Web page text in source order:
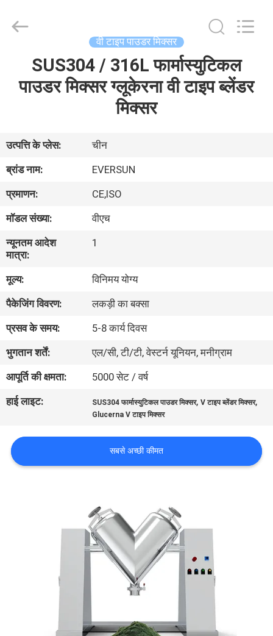
वीआर
दिखाएँ
हमारे
बारे
में
कारखाना
भ्रमण
गुणवत्ता
नियंत्रण
संपर्क
एक
वी टाइप पाउडर मिक्सर
SUS304 / 316L फार्मास्युटिकल
पाउडर मिक्सर ग्लूकेरना वी टाइप ब्लेंडर
मिक्सर
उत्पत्ति के प्लेस:
चीन
ब्रांड नाम:
EVERSUN
प्रमाणन:
CE,ISO
मॉडल संख्या:
वीएच
न्यूनतम आदेश
मात्रा:
1
मूल्य:
विनिमय योग्य
पैकेजिंग विवरण:
लकड़ी का बक्सा
प्रसव के समय:
5-8 कार्य दिवस
भुगतान शर्तें:
एल/सी, टी/टी, वेस्टर्न यूनियन, मनीग्राम
आपूर्ति की क्षमता:
5000 सेट / वर्ष
हाई लाइट:
SUS304 फार्मास्युटिकल पाउडर मिक्सर,V टाइप ब्लेंडर मिक्सर,
Glucerna V टाइप मिक्सर
सबसे अच्छी कीमत